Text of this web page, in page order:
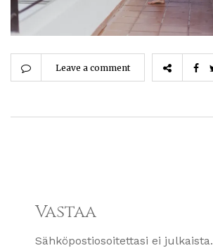
Leave a comment
Vastaa
Sähköpostiosoitettasi ei julkaista.